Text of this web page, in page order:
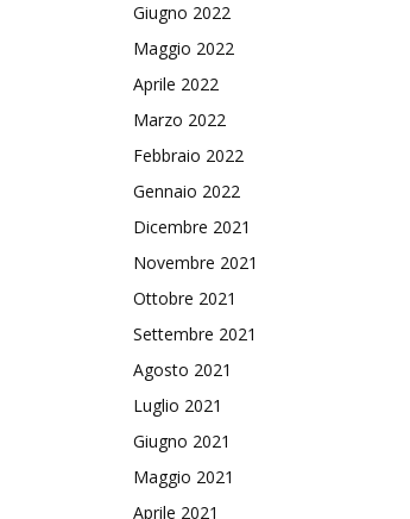
Giugno 2022
Maggio 2022
Aprile 2022
Marzo 2022
Febbraio 2022
Gennaio 2022
Dicembre 2021
Novembre 2021
Ottobre 2021
Settembre 2021
Agosto 2021
Luglio 2021
Giugno 2021
Maggio 2021
Aprile 2021